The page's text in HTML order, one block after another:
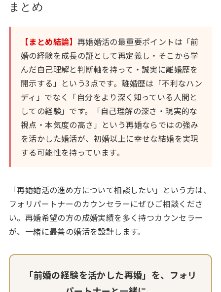
まとめ
【まとめ結論】 再婚婚活の最重要ポイントは「前
婚の経験を成長の証として再定義し・そこから学
んだ自己理解と判断軸を持って・誠実に離婚歴を
開示する」という3点です。離婚歴は「不利なハン
ディ」でなく「自分をより深く知っている人間と
しての経験」です。「自己理解の深さ・現実的な
視点・本気度の高さ」という再婚ならではの強み
を活かした婚活が、初婚以上に幸せな結婚を実現
する可能性を持っています。
「再婚婚活の進め方について相談したい」という方は、
フォリパートナーのカウンセラーにぜひご相談くださ
い。再婚希望の方の成婚実績を多く持つカウンセラー
が、一緒に最善の婚活を設計します。
「前婚の経験を活かした再婚」を、フォリ